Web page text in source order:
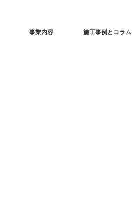
事業内容 施工事例とコラム